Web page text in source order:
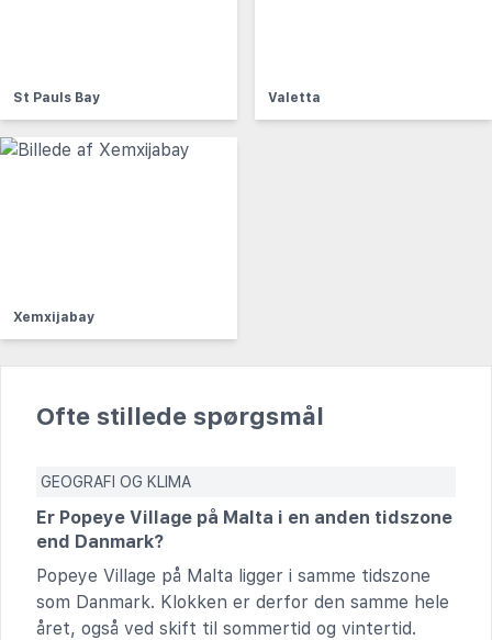
St Pauls Bay Valetta
Xemxijabay
Ofte stillede spørgsmål
GEOGRAFI OG KLIMA
Er Popeye Village på Malta i en anden tidszone
end Danmark?
Popeye Village på Malta ligger i samme tidszone
som Danmark. Klokken er derfor den samme hele
året, også ved skift til sommertid og vintertid.